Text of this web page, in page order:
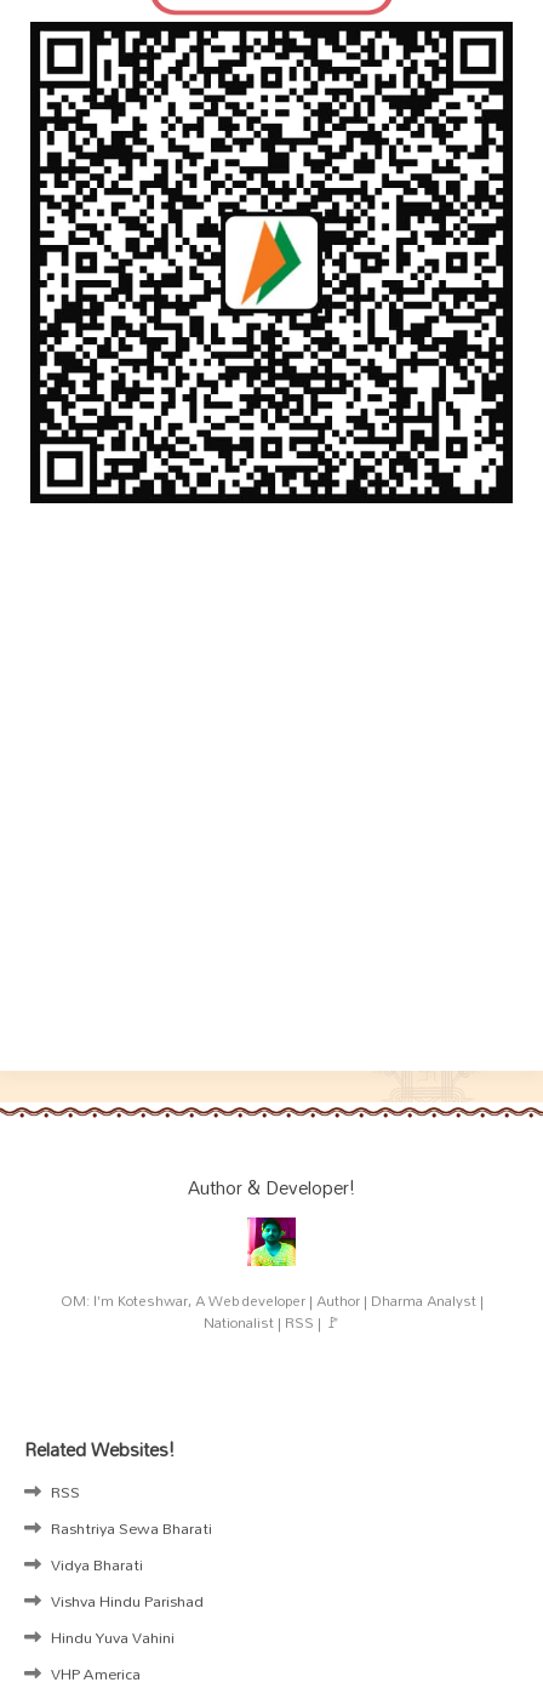
Author & Developer!
OM: I'm Koteshwar, A Web developer | Author | Dharma Analyst |
Nationalist | RSS | 🚩
Related Websites!
RSS
Rashtriya Sewa Bharati
Vidya Bharati
Vishva Hindu Parishad
Hindu Yuva Vahini
VHP America